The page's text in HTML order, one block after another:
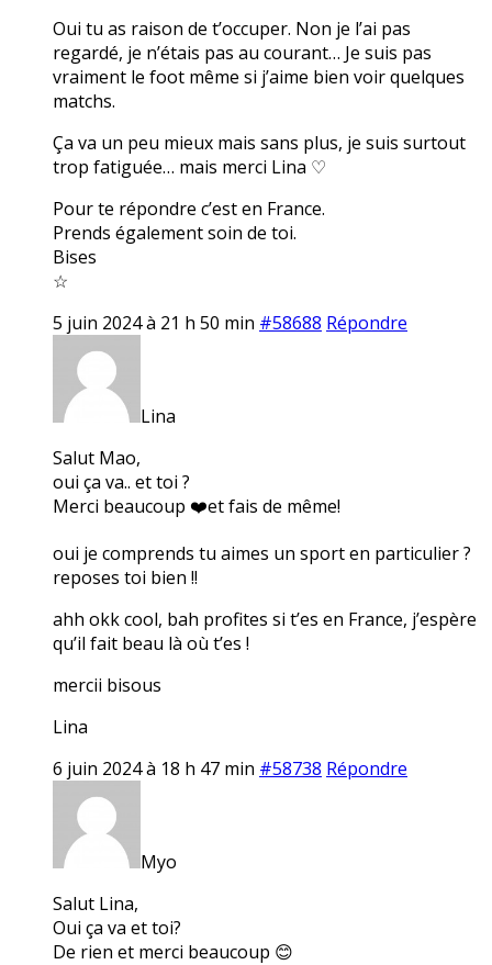
Oui tu as raison de t’occuper. Non je l’ai pas
regardé, je n’étais pas au courant… Je suis pas
vraiment le foot même si j’aime bien voir quelques
matchs.
Ça va un peu mieux mais sans plus, je suis surtout
trop fatiguée… mais merci Lina ♡
Pour te répondre c’est en France.
Prends également soin de toi.
Bises
☆
5 juin 2024 à 21 h 50 min #58688 Répondre
Lina
Salut Mao,
oui ça va.. et toi ?
Merci beaucoup ❤️et fais de même!
oui je comprends tu aimes un sport en particulier ?
reposes toi bien !!
ahh okk cool, bah profites si t’es en France, j’espère
qu’il fait beau là où t’es !
mercii bisous
Lina
6 juin 2024 à 18 h 47 min #58738 Répondre
Myo
Salut Lina,
Oui ça va et toi?
De rien et merci beaucoup 😊